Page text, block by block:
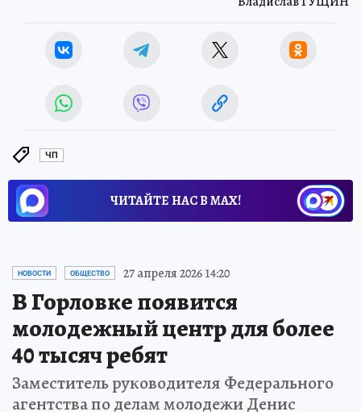
ЧП
ЧИТАЙТЕ НАС В МАХ!
НОВОСТИ ОБЩЕСТВО 27 апреля 2026 14:20
В Горловке появится
молодежный центр для более
40 тысяч ребят
Заместитель руководителя Федерального
агентства по делам молодежи Денис